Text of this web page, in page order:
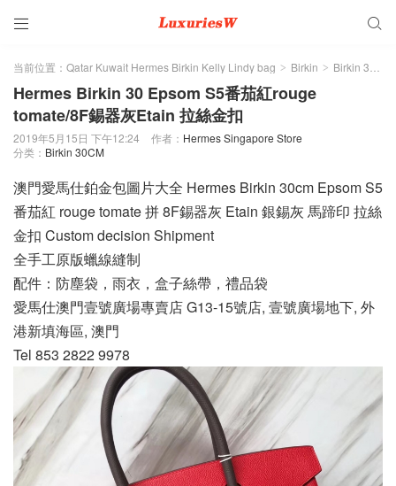
 
当前位置： Qatar Kuwait Hermes Birkin Kelly Lindy bag > Birkin > Birkin 30CM
Hermes Birkin 30 Epsom S5番茄紅rouge
tomate/8F錫器灰Etain 拉絲金扣
2019年5月15日 下午12:24 作者： Hermes Singapore Store
分类： Birkin 30CM
澳門愛馬仕鉑金包圖片大全 Hermes Birkin 30cm Epsom S5
番茄紅 rouge tomate 拼 8F錫器灰 Etain 銀錫灰 馬蹄印 拉絲
金扣 Custom decision Shipment
全手工原版蠟線縫制
配件：防塵袋，雨衣，盒子絲帶，禮品袋
愛馬仕澳門壹號廣場專賣店 G13-15號店, 壹號廣場地下, 外
港新填海區, 澳門
Tel 853 2822 9978